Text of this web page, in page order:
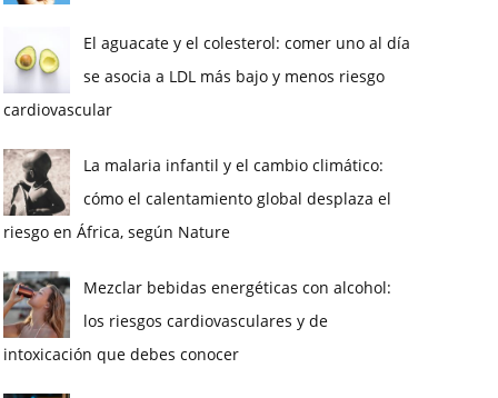
El aguacate y el colesterol: comer uno al día
se asocia a LDL más bajo y menos riesgo
cardiovascular
La malaria infantil y el cambio climático:
cómo el calentamiento global desplaza el
riesgo en África, según Nature
Mezclar bebidas energéticas con alcohol:
los riesgos cardiovasculares y de
intoxicación que debes conocer